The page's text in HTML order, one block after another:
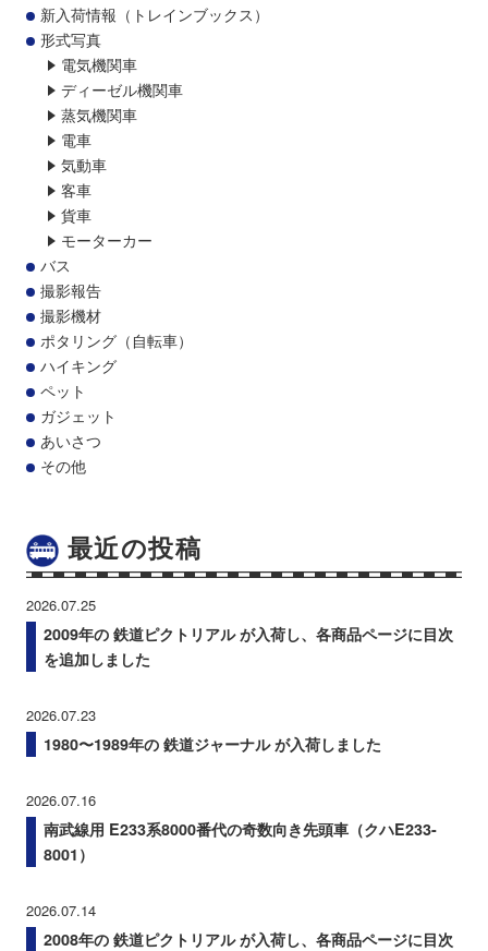
新入荷情報（トレインブックス）
形式写真
電気機関車
ディーゼル機関車
蒸気機関車
電車
気動車
客車
貨車
モーターカー
バス
撮影報告
撮影機材
ポタリング（自転車）
ハイキング
ペット
ガジェット
あいさつ
その他
最近の投稿
2026.07.25
2009年の 鉄道ピクトリアル が入荷し、各商品ページに目次
を追加しました
2026.07.23
1980〜1989年の 鉄道ジャーナル が入荷しました
2026.07.16
南武線用 E233系8000番代の奇数向き先頭車（クハE233-
8001）
2026.07.14
2008年の 鉄道ピクトリアル が入荷し、各商品ページに目次